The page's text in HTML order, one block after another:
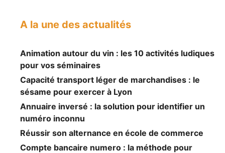
A la une des actualités
Animation autour du vin : les 10 activités ludiques
pour vos séminaires
Capacité transport léger de marchandises : le
sésame pour exercer à Lyon
Annuaire inversé : la solution pour identifier un
numéro inconnu
Réussir son alternance en école de commerce
Compte bancaire numero : la méthode pour